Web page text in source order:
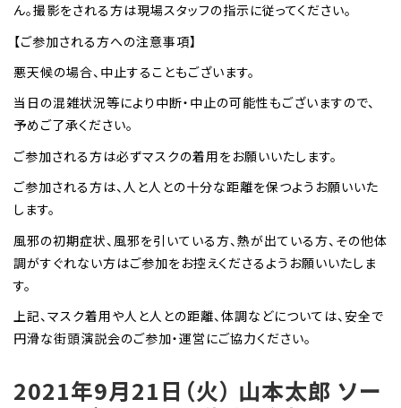
ん。撮影をされる方は現場スタッフの指示に従ってください。
【ご参加される方への注意事項】
悪天候の場合、中止することもございます。
当日の混雑状況等により中断・中止の可能性もございますので、
予めご了承ください。
ご参加される方は必ずマスクの着用をお願いいたします。
ご参加される方は、人と人との十分な距離を保つようお願いいた
します。
風邪の初期症状、風邪を引いている方、熱が出ている方、その他体
調がすぐれない方はご参加をお控えくださるようお願いいたしま
す。
上記、マスク着用や人と人との距離、体調などについては、安全で
円滑な街頭演説会のご参加・運営にご協力ください。
2021年9月21日（火） 山本太郎 ソー